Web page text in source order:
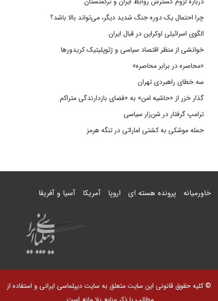
چرا احتمال یک دوره جنگ شدید دیگر، می‌تواند بالا باشد؟
الگوی اسرائیلی اوکراین در قبال ایران
خوانشی از منظر اقتصاد سیاسی و ژئوپلیتیک کریدورها
«محاصره در برابر محاصره»
سه خطای راهبردی تهران
گذار خزر از «حاشیه امن» به «فضای بازدارندگی متراکم
ترامپ گرفتار در شن‌زار سیاسی
حمله موشکی به کشتی اماراتی در تنگه هرمز
خاورمیانه پرونده هسته ای اروپا آمریکا آسیا و آفریقا
© کلیه حقوق قانونی این سایت متعلق به سایت دیپلماسی ایرانی و استفاده از